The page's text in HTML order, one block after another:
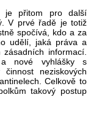
je přitom pro další
V prvé řadě je totiž
spočívá, kdo a za
udělí, jaká práva a
informací.
nové vyhlášky s
neziskových
Celkově to
takový postup